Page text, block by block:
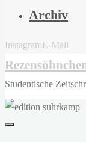
Archiv
InstagramE-Mail
Studentische